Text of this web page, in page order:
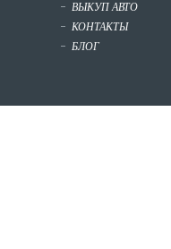
ВЫКУП АВТО
КОНТАКТЫ
БЛОГ